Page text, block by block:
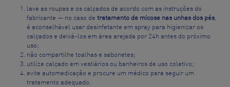
lave as roupas e os calçados de acordo com as instruções do
fabricante — no caso de tratamento de micose nas unhas dos pés,
é aconselhável usar desinfetante em spray para higienizar os
calçados e deixá-los em área arejada por 24h antes do próximo
uso;
não compartilhe toalhas e sabonetes;
utilize calçado em vestiários ou banheiros de uso coletivo;
evite automedicação e procure um médico para seguir um
tratamento adequado.